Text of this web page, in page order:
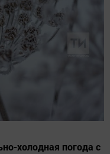
холодная погода с